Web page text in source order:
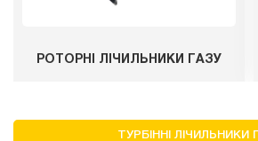
РОТОРНІ ЛІЧИЛЬНИКИ ГАЗУ
ТУРБІННІ ЛІЧИЛЬНИКИ